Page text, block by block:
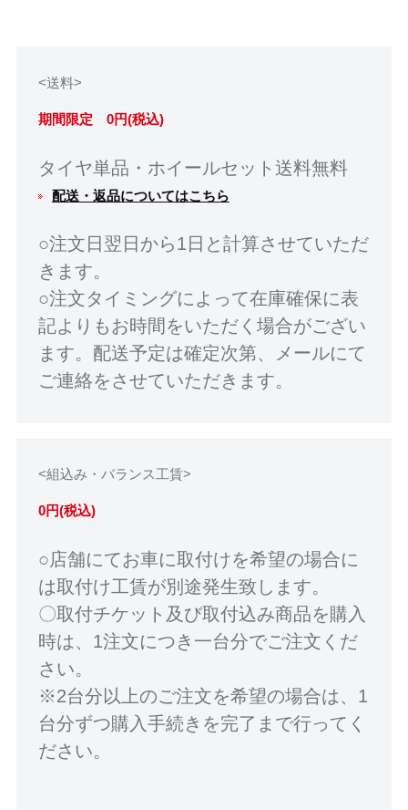
<送料>
期間限定 0円(税込)
タイヤ単品・ホイールセット送料無料
配送・返品についてはこちら
○注文日翌日から1日と計算させていただ
きます。
○注文タイミングによって在庫確保に表
記よりもお時間をいただく場合がござい
ます。配送予定は確定次第、メールにて
ご連絡をさせていただきます。
<組込み・バランス工賃>
0円(税込)
○店舗にてお車に取付けを希望の場合に
は取付け工賃が別途発生致します。
〇取付チケット及び取付込み商品を購入
時は、1注文につき一台分でご注文くだ
さい。
※2台分以上のご注文を希望の場合は、1
台分ずつ購入手続きを完了まで行ってく
ださい。